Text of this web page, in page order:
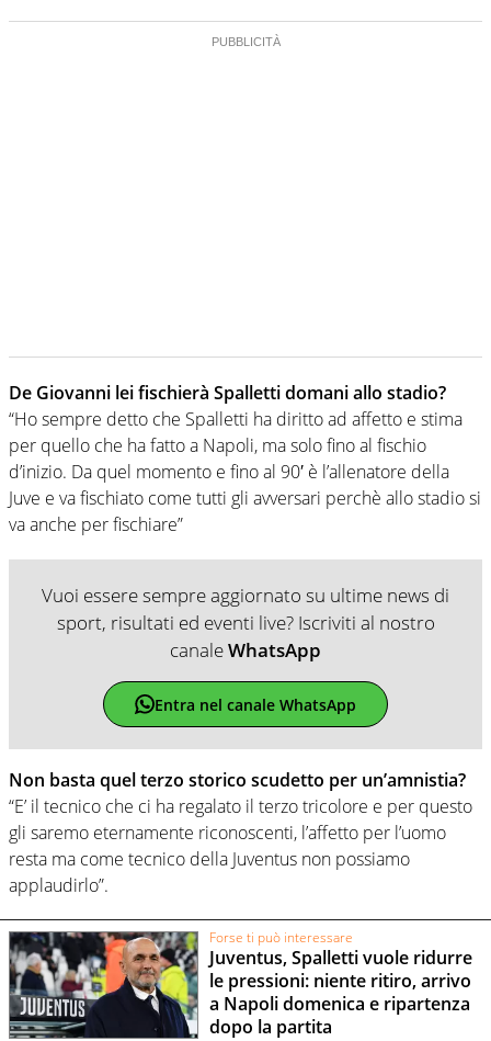
De Giovanni lei fischierà Spalletti domani allo stadio?
“Ho sempre detto che Spalletti ha diritto ad affetto e stima
per quello che ha fatto a Napoli, ma solo fino al fischio
d’inizio. Da quel momento e fino al 90′ è l’allenatore della
Juve e va fischiato come tutti gli avversari perchè allo stadio si
va anche per fischiare”
Vuoi essere sempre aggiornato su ultime news di
sport, risultati ed eventi live? Iscriviti al nostro
canaleWhatsApp
Entra nel canale WhatsApp
Non basta quel terzo storico scudetto per un’amnistia?
“E’ il tecnico che ci ha regalato il terzo tricolore e per questo
gli saremo eternamente riconoscenti, l’affetto per l’uomo
resta ma come tecnico della Juventus non possiamo
applaudirlo”.
Forse ti può interessare
Juventus, Spalletti vuole ridurre
le pressioni: niente ritiro, arrivo
a Napoli domenica e ripartenza
dopo la partita